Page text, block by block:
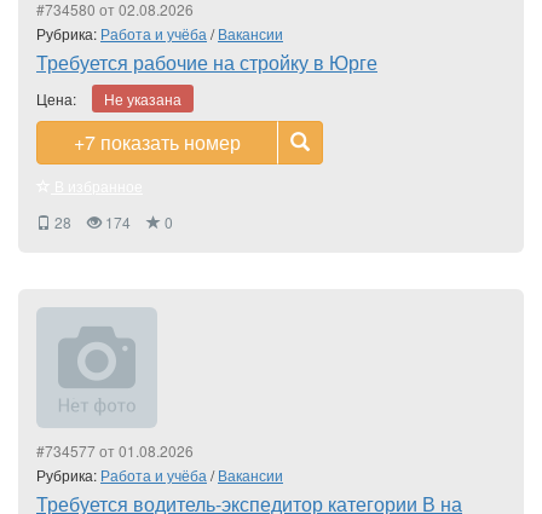
#734580 от 02.08.2026
Рубрика: Работа и учёба /Вакансии
Требуется рабочие на стройку в Юрге
Цена: Не указана
+7 показать номер
28
174 0
#734577 от 01.08.2026
Рубрика: Работа и учёба /Вакансии
Требуется водитель-экспедитор категории В на